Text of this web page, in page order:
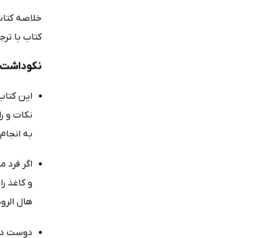
کتاب با
این
نکات و
به
اگر فرد
و کاغذ
هال
دوست